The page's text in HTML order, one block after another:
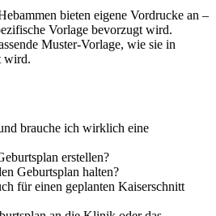
bieten eigene Vordrucke an –
Vorlage bevorzugt wird.
Muster-Vorlage, wie sie in
wird.
brauche ich wirklich eine
erstellen?
Geburtsplan halten?
für einen geplanten Kaiserschnitt